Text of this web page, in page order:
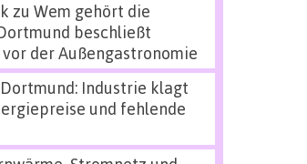
zu Wem gehört die
beschließt
der Außengastronomie
Industrie klagt
und fehlende